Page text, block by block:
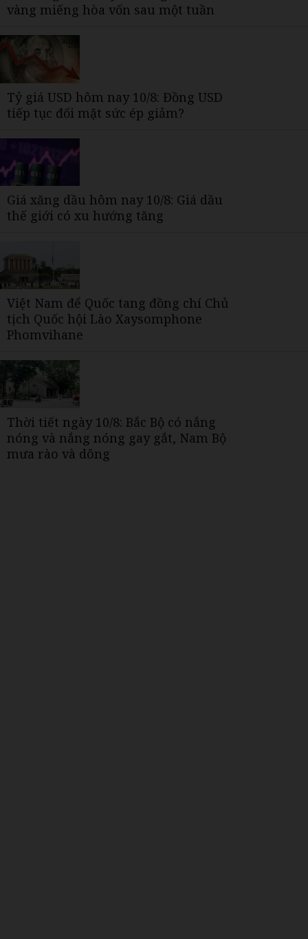
vàng miếng hòa vốn sau một tuần
Tỷ giá USD hôm nay 10/8: Đồng USD
tiếp tục đối mặt sức ép giảm?
Giá xăng dầu hôm nay 10/8: Giá dầu
thế giới có xu hướng tăng
Việt Nam để Quốc tang đồng chí Chủ
tịch Quốc hội Lào Xaysomphone
Phomvihane
Thời tiết ngày 10/8: Bắc Bộ có nắng
nóng và nắng nóng gay gắt, Nam Bộ
mưa rào và dông